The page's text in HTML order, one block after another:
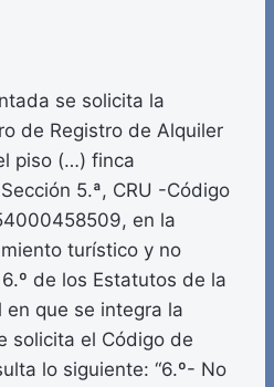
se solicita la
de Registro de Alquiler
piso (…) finca
5.ª, CRU -Código
en la
turístico y no
de los Estatutos de la
que se integra la
solicita el Código de
lo siguiente: “6.º- No